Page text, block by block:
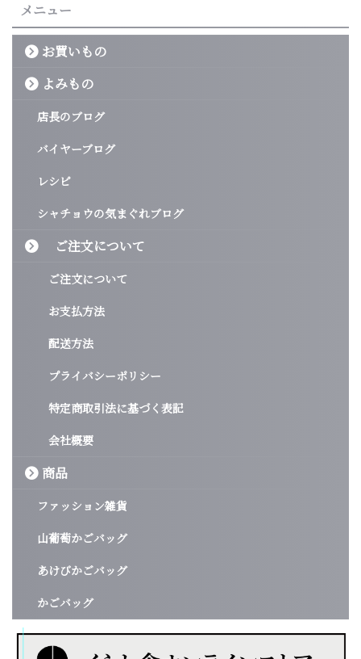
メニュー
お買いもの
よみもの
店長のブログ
バイヤーブログ
レシピ
シャチョウの気まぐれブログ
ご注文について
ご注文について
お支払方法
配送方法
プライバシーポリシー
特定商取引法に基づく表記
会社概要
商品
ファッション雑貨
山葡萄かごバッグ
あけびかごバッグ
かごバッグ